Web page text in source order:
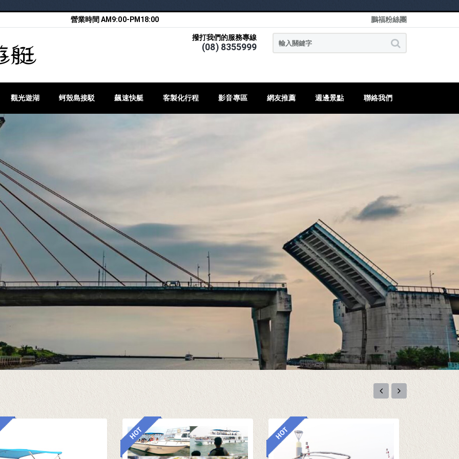
營業時間 AM9:00-PM18:00 鵬福粉絲團
撥打我們的服務專線
(08) 8355999
觀光遊湖 蚵殼島接駁 飆速快艇 客製化行程 影音專區 網友推薦 週邊景點 聯絡我們